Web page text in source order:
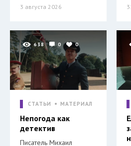
3 августа 2026
638 0 0
СТАТЬИ МАТЕРИАЛ
Непогода как
детектив
Писатель Михаил